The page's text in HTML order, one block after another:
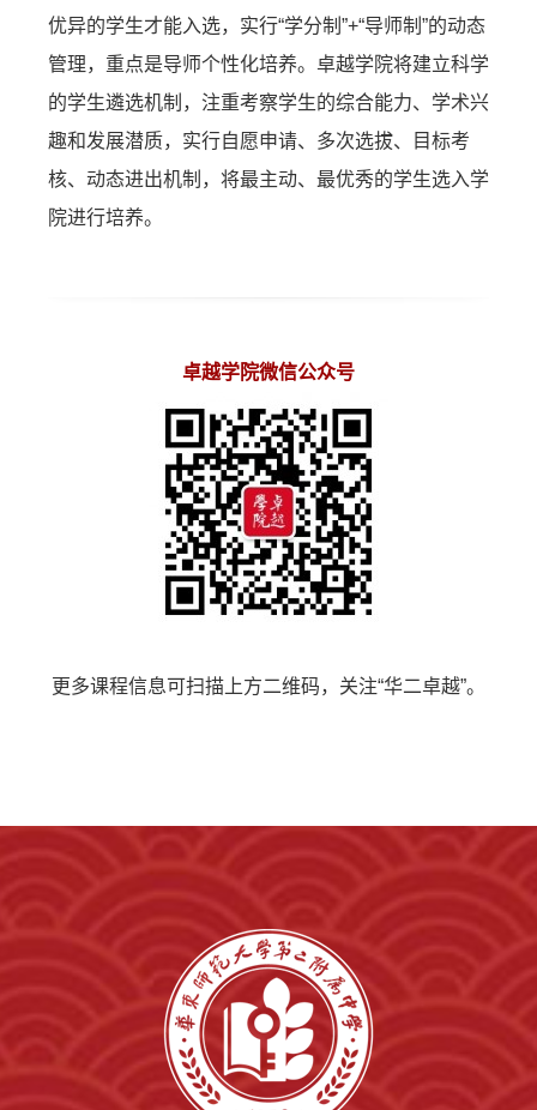
优异的学生才能入选，实行“学分制”+“导师制”的动态
管理，重点是导师个性化培养。卓越学院将建立科学
的学生遴选机制，注重考察学生的综合能力、学术兴
趣和发展潜质，实行自愿申请、多次选拔、目标考
核、动态进出机制，将最主动、最优秀的学生选入学
院进行培养。
卓越学院微信公众号
更多课程信息可扫描上方二维码，关注“华二卓越”。